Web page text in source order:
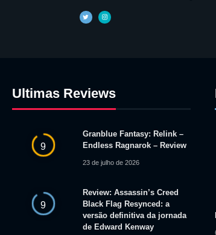
Ultimas Reviews
9
Granblue Fantasy: Relink –
Endless Ragnarok – Review
23 de julho de 2026
9
Review: Assassin’s Creed
Black Flag Resynced: a
versão definitiva da jornada
de Edward Kenway